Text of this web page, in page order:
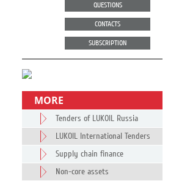
QUESTIONS
CONTACTS
SUBSCRIPTION
MORE
Tenders of LUKOIL Russia
LUKOIL International Tenders
Supply chain finance
Non-core assets